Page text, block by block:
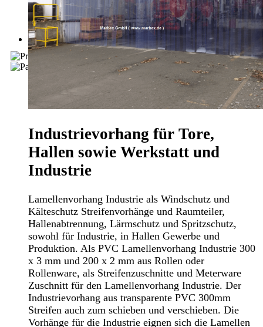
Industrievorhang für Tore,
Hallen sowie Werkstatt und
Industrie
Lamellenvorhang Industrie als Windschutz und
Kälteschutz Streifenvorhänge und Raumteiler,
Hallenabtrennung, Lärmschutz und Spritzschutz,
sowohl für Industrie, in Hallen Gewerbe und
Produktion. Als PVC Lamellenvorhang Industrie 300
x 3 mm und 200 x 2 mm aus Rollen oder
Rollenware, als Streifenzuschnitte und Meterware
Zuschnitt für den Lamellenvorhang Industrie. Der
Industrievorhang aus transparente PVC 300mm
Streifen auch zum schieben und verschieben. Die
Vorhänge für die Industrie eignen sich die Lamellen